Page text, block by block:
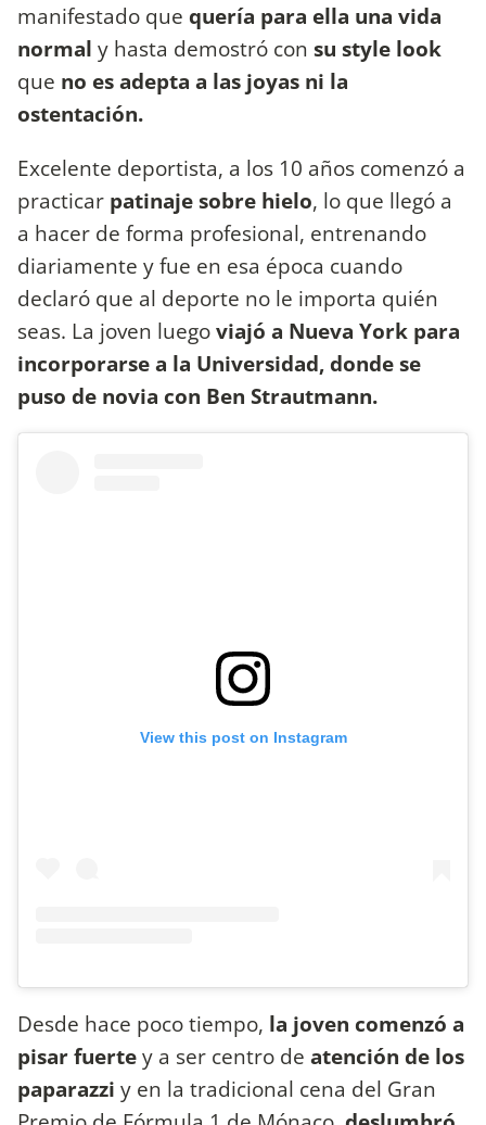
manifestado que quería para ella una vida
normal y hasta demostró con su style look
que no es adepta a las joyas ni la
ostentación.
Excelente deportista, a los 10 años comenzó a
practicar patinaje sobre hielo, lo que llegó a
a hacer de forma profesional, entrenando
diariamente y fue en esa época cuando
declaró que al deporte no le importa quién
seas. La joven luegoviajó a Nueva York para
incorporarse a la Universidad, donde se
puso de novia con Ben Strautmann.
View this post on Instagram
Desde hace poco tiempo, la joven comenzó a
pisar fuertey a ser centro de atención de los
paparazzi y en la tradicional cena del Gran